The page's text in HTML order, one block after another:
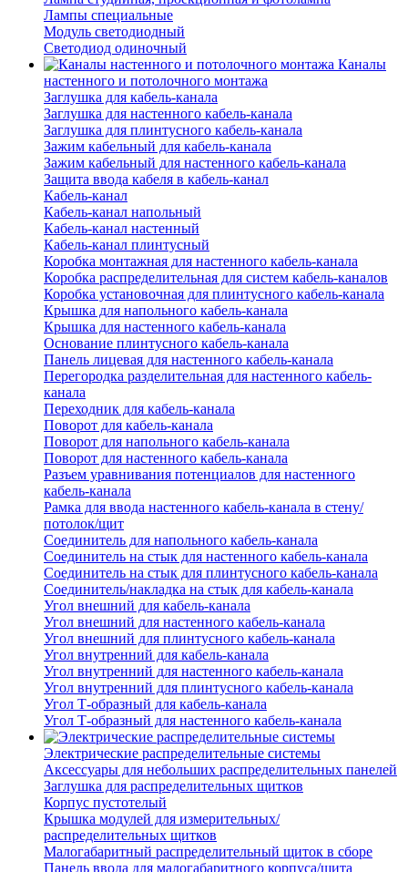
Лампы специальные
Модуль светодиодный
Светодиод одиночный
Каналы
настенного и потолочного монтажа
Заглушка для кабель-канала
Заглушка для настенного кабель-канала
Заглушка для плинтусного кабель-канала
Зажим кабельный для кабель-канала
Зажим кабельный для настенного кабель-канала
Защита ввода кабеля в кабель-канал
Кабель-канал
Кабель-канал напольный
Кабель-канал настенный
Кабель-канал плинтусный
Коробка монтажная для настенного кабель-канала
Коробка распределительная для систем кабель-каналов
Коробка установочная для плинтусного кабель-канала
Крышка для напольного кабель-канала
Крышка для настенного кабель-канала
Основание плинтусного кабель-канала
Панель лицевая для настенного кабель-канала
Перегородка разделительная для настенного кабель-
канала
Переходник для кабель-канала
Поворот для кабель-канала
Поворот для напольного кабель-канала
Поворот для настенного кабель-канала
Разъем уравнивания потенциалов для настенного
кабель-канала
Рамка для ввода настенного кабель-канала в стену/
потолок/щит
Соединитель для напольного кабель-канала
Соединитель на стык для настенного кабель-канала
Соединитель на стык для плинтусного кабель-канала
Соединитель/накладка на стык для кабель-канала
Угол внешний для кабель-канала
Угол внешний для настенного кабель-канала
Угол внешний для плинтусного кабель-канала
Угол внутренний для кабель-канала
Угол внутренний для настенного кабель-канала
Угол внутренний для плинтусного кабель-канала
Угол Т-образный для кабель-канала
Угол Т-образный для настенного кабель-канала
Электрические распределительные системы
Аксессуары для небольших распределительных панелей
Заглушка для распределительных щитков
Корпус пустотелый
Крышка модулей для измерительных/
распределительных щитков
Малогабаритный распределительный щиток в сборе
Панель ввода для малогабаритного корпуса/щита